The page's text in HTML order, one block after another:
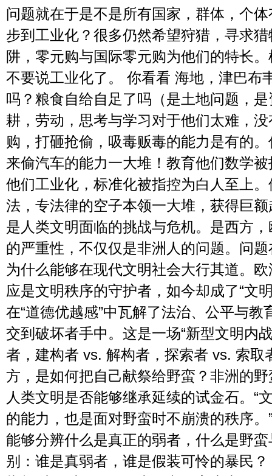
问题就在于是不是所有国家，群体，个
步到工业化？很多仍然希望狩猎，寻求
阱，零元购与国际零元购为他们的特长
不要说工业化了。 你看看 海地，津巴布
吗？粮食自给自足了吗（是土地问题，
耕，劳动，思考与学习对于他们太难，
购，打砸抢偷，吸毒贩毒的能力是有的
来偷汽车的能力一大堆！教育他们数学
他们工业化，标准化被指控为白人至上
法，专法律的空子本领一大堆，获得巨
是人类文明面临的挑战与危机。是西方
的严重性，不仅仅是非洲人的问题。问
为什么能够在现代文明社会大行其道。
应是文明秩序的守护者，如今却成了“文
在“道德优越感”中瓦解了法治、公平与教
交到破坏者手中。这是一场“新型文明内
者，建构者 vs. 解构者，探索者 vs. 索取
方，是如何把自己献祭给野蛮？非洲的
人类文明是否能够继承延续的试金石。“
的能力，也是面对野蛮时不崩溃的秩序
能够分辨什么是真正的弱者，什么是野
别：谁是真弱者，谁是假装可怜的暴民？